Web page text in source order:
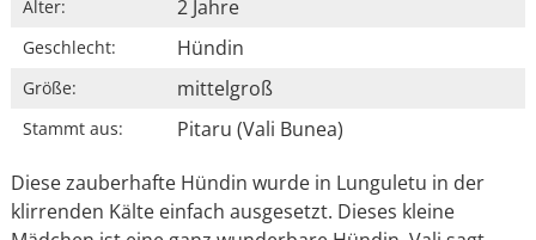
Alter: 2 Jahre
Geschlecht: Hündin
Größe: mittelgroß
Stammt aus: Pitaru (Vali Bunea)
Diese zauberhafte Hündin wurde in Lunguletu in der
klirrenden Kälte einfach ausgesetzt. Dieses kleine